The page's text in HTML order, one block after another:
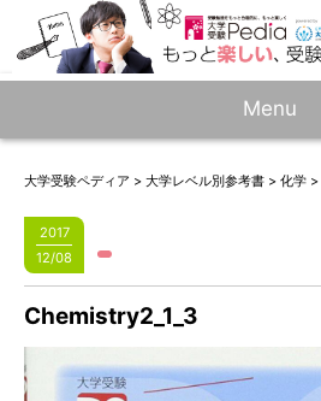
Menu
大学受験ペディア > 大学レベル別参考書 > 化学 >
2017
12/08
Chemistry2_1_3